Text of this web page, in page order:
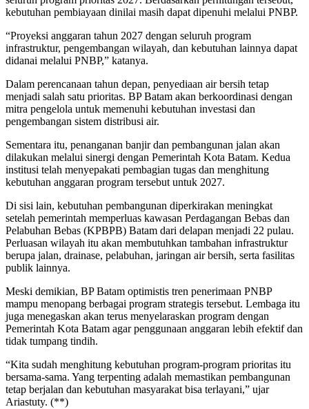
kebutuhan pembiayaan dinilai masih dapat dipenuhi melalui PNBP.
“Proyeksi anggaran tahun 2027 dengan seluruh program
infrastruktur, pengembangan wilayah, dan kebutuhan lainnya dapat
didanai melalui PNBP,” katanya.
Dalam perencanaan tahun depan, penyediaan air bersih tetap
menjadi salah satu prioritas. BP Batam akan berkoordinasi dengan
mitra pengelola untuk memenuhi kebutuhan investasi dan
pengembangan sistem distribusi air.
Sementara itu, penanganan banjir dan pembangunan jalan akan
dilakukan melalui sinergi dengan Pemerintah Kota Batam. Kedua
institusi telah menyepakati pembagian tugas dan menghitung
kebutuhan anggaran program tersebut untuk 2027.
Di sisi lain, kebutuhan pembangunan diperkirakan meningkat
setelah pemerintah memperluas kawasan Perdagangan Bebas dan
Pelabuhan Bebas (KPBPB) Batam dari delapan menjadi 22 pulau.
Perluasan wilayah itu akan membutuhkan tambahan infrastruktur
berupa jalan, drainase, pelabuhan, jaringan air bersih, serta fasilitas
publik lainnya.
Meski demikian, BP Batam optimistis tren penerimaan PNBP
mampu menopang berbagai program strategis tersebut. Lembaga itu
juga menegaskan akan terus menyelaraskan program dengan
Pemerintah Kota Batam agar penggunaan anggaran lebih efektif dan
tidak tumpang tindih.
“Kita sudah menghitung kebutuhan program-program prioritas itu
bersama-sama. Yang terpenting adalah memastikan pembangunan
tetap berjalan dan kebutuhan masyarakat bisa terlayani,” ujar
Ariastuty. (**)